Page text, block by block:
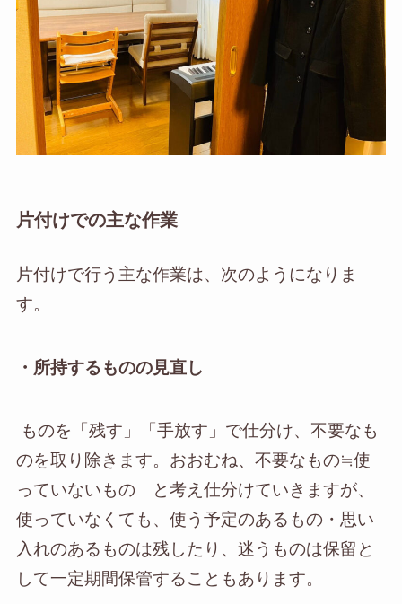
片付けでの主な作業
片付けで行う主な作業は、次のようになりま
す。
・所持するものの見直し
ものを「残す」「手放す」で仕分け、不要なも
のを取り除きます。おおむね、不要なもの≒使
っていないもの と考え仕分けていきますが、
使っていなくても、使う予定のあるもの・思い
入れのあるものは残したり、迷うものは保留と
して一定期間保管することもあります。